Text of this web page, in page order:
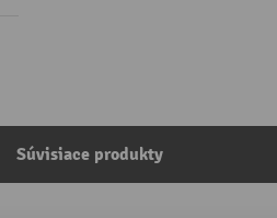
Súvisiace produkty